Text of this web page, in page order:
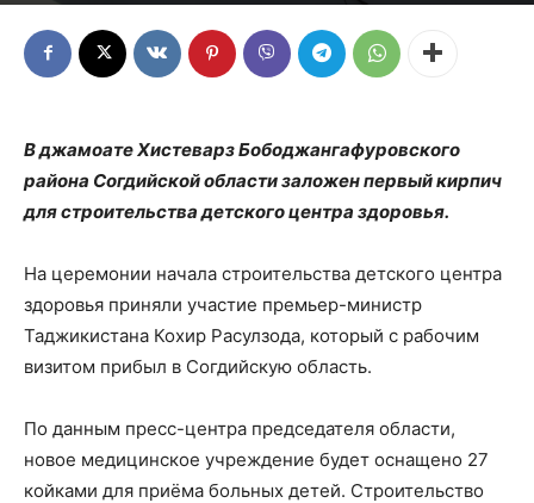
В джамоате Хистеварз Бободжангафуровского
района Согдийской области заложен первый кирпич
для строительства детского центра здоровья.
На церемонии начала строительства детского центра
здоровья приняли участие премьер-министр
Таджикистана Кохир Расулзода, который с рабочим
визитом прибыл в Согдийскую область.
По данным пресс-центра председателя области,
новое медицинское учреждение будет оснащено 27
койками для приёма больных детей. Строительство